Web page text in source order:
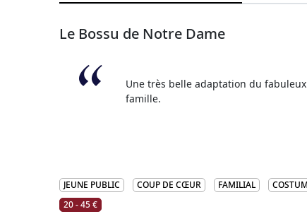
Le Bossu de Notre Dame
Une très belle adaptation du
famille.
JEUNE PUBLIC COUP DE CŒUR FAMILIAL
20 - 45 €